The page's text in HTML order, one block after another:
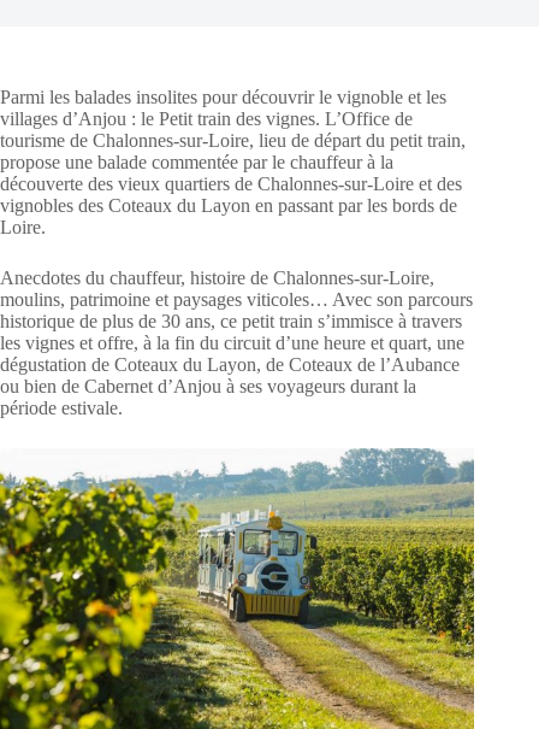
Parmi les balades insolites pour découvrir le vignoble et les
villages d’Anjou : le Petit train des vignes. L’Office de
tourisme de Chalonnes-sur-Loire, lieu de départ du petit train,
propose une balade commentée par le chauffeur à la
découverte des vieux quartiers de Chalonnes-sur-Loire et des
vignobles des Coteaux du Layon en passant par les bords de
Loire.
Anecdotes du chauffeur, histoire de Chalonnes-sur-Loire,
moulins, patrimoine et paysages viticoles… Avec son parcours
historique de plus de 30 ans, ce petit train s’immisce à travers
les vignes et offre, à la fin du circuit d’une heure et quart, une
dégustation de Coteaux du Layon, de Coteaux de l’Aubance
ou bien de Cabernet d’Anjou à ses voyageurs durant la
période estivale.